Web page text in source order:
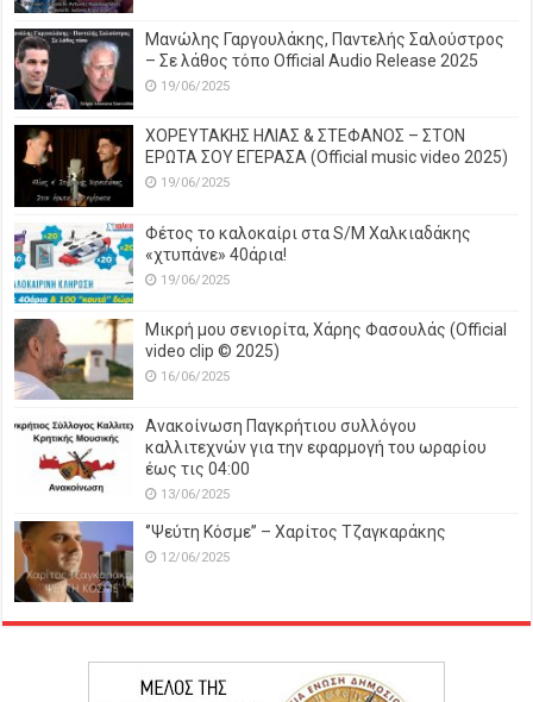
Μανώλης Γαργουλάκης, Παντελής Σαλούστρος
– Σε λάθος τόπο Official Audio Release 2025
19/06/2025
ΧΟΡΕΥΤΑΚΗΣ ΗΛΙΑΣ & ΣΤΕΦΑΝΟΣ – ΣΤΟΝ
ΕΡΩΤΑ ΣΟΥ ΕΓΕΡΑΣΑ (Official music video 2025)
19/06/2025
Φέτος το καλοκαίρι στα S/M Χαλκιαδάκης
«χτυπάνε» 40άρια!
19/06/2025
Μικρή μου σενιορίτα, Χάρης Φασουλάς (Official
video clip © 2025)
16/06/2025
Ανακοίνωση Παγκρήτιου συλλόγου
καλλιτεχνών για την εφαρμογή του ωραρίου
έως τις 04:00
13/06/2025
‘’Ψεύτη Κόσμε’’ – Χαρίτος Τζαγκαράκης
12/06/2025